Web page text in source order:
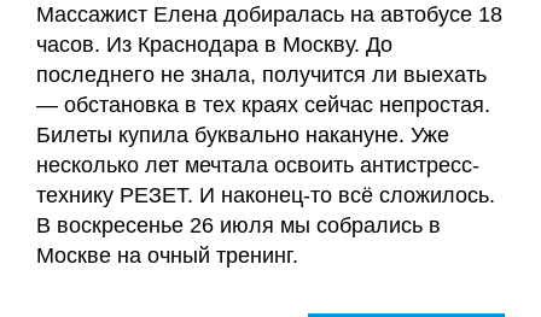
Массажист Елена добиралась на автобусе 18
часов. Из Краснодара в Москву. До
последнего не знала, получится ли выехать
— обстановка в тех краях сейчас непростая.
Билеты купила буквально накануне. Уже
несколько лет мечтала освоить антистресс-
технику РЕЗЕТ. И наконец-то всё сложилось.
В воскресенье 26 июля мы собрались в
Москве на очный тренинг.